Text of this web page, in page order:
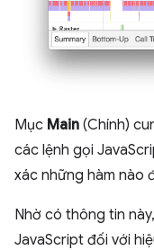
Mục Main (Chính)
các lệnh gọi
xác những hàm nào
Nhờ có thông tin
JavaScript đối với